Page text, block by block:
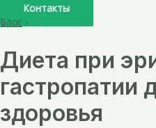
Контакты
Блог ›
Диета при
гастропатии
здоровья